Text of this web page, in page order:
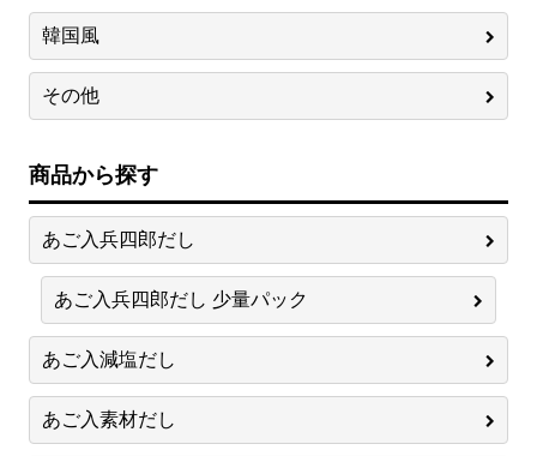
韓国風
その他
商品から探す
あご入兵四郎だし
あご入兵四郎だし 少量パック
あご入減塩だし
あご入素材だし